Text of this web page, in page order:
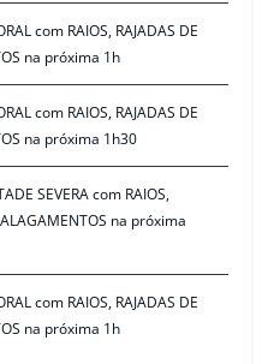
com RAIOS, RAJADAS DE
na próxima 1h
com RAIOS, RAJADAS DE
na próxima 1h30
SEVERA com RAIOS,
na próxima
com RAIOS, RAJADAS DE
na próxima 1h